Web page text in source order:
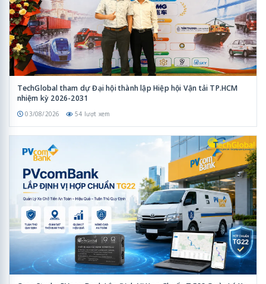
TechGlobal tham dự Đại hội thành lập Hiệp hội Vận tải TP.HCM
nhiệm kỳ 2026-2031
03/08/2026 54 lượt xem